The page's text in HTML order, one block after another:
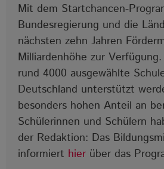
Mit dem Startchancen-
Bundesregierung und die
nächsten zehn Jahren
Milliardenhöhe zur
rund 4000 ausgewählte
Deutschland unterstützt
besonders hohen Anteil an
Schülerinnen und Schülern
der Redaktion: Das
informiert hier über das